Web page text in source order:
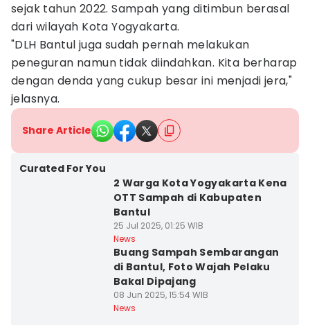
sejak tahun 2022. Sampah yang ditimbun berasal
dari wilayah Kota Yogyakarta.
‎‎"DLH Bantul juga sudah pernah melakukan
peneguran namun tidak diindahkan. Kita berharap
dengan denda yang cukup besar ini menjadi jera,"
jelasnya.
Share Article
Curated For You
‎2 Warga Kota Yogyakarta Kena
OTT Sampah di Kabupaten
Bantul
25 Jul 2025, 01:25 WIB
News
Buang Sampah Sembarangan
di Bantul, Foto Wajah Pelaku
Bakal Dipajang
08 Jun 2025, 15:54 WIB
News